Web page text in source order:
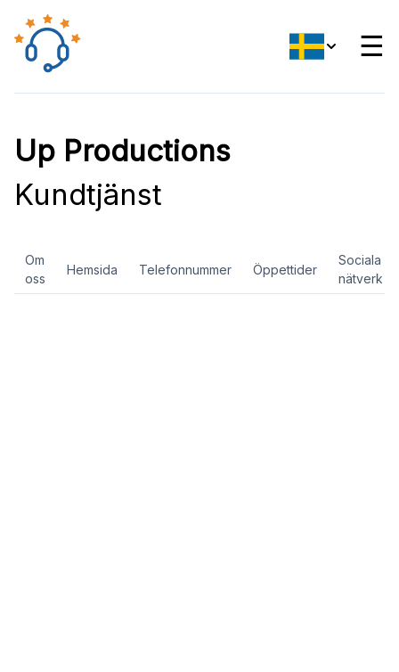
☰
Up Productions
Kundtjänst
Om
oss
Hemsida Telefonnummer Öppettider
Sociala
nätverk